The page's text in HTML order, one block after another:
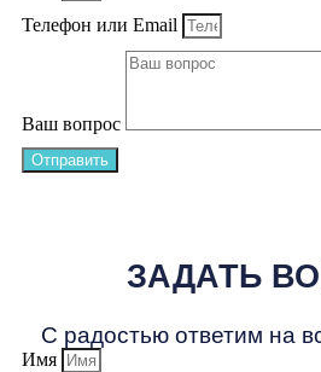
Телефон или Email
Ваш вопрос
Отправить
ЗАДАТЬ
С радостью ответим на
Имя